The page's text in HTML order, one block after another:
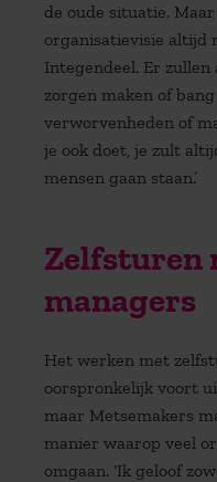
de oude situatie.
organisatievisie altijd
Integendeel. Er
zorgen maken of
verworvenheden of
je ook doet, je zult
mensen gaan staan.’
Zelfsturen
managers
Het werken met
oorspronkelijk voort
maar Metsemakers
manier waarop veel
omgaan. ‘Ik geloof